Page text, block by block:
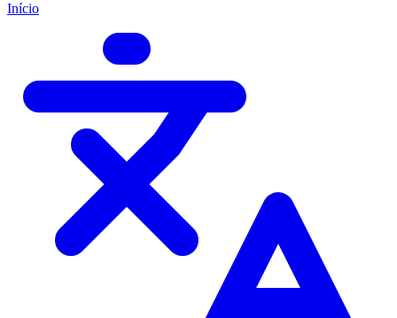
Início